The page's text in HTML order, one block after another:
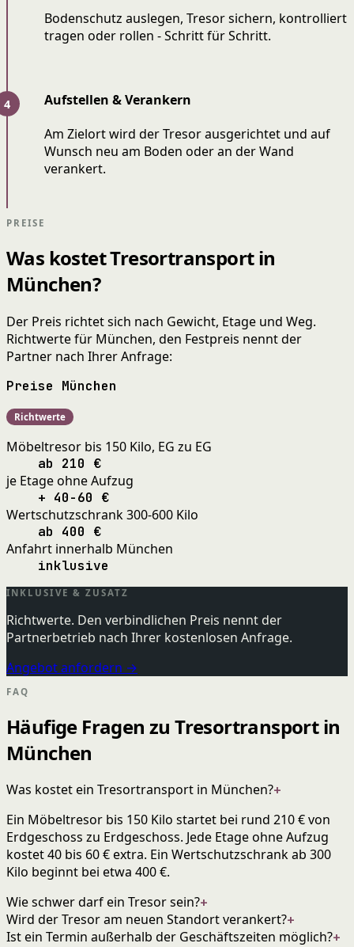
Bodenschutz auslegen, Tresor sichern, kontrolliert
tragen oder rollen - Schritt für Schritt.
Aufstellen & Verankern
Am Zielort wird der Tresor ausgerichtet und auf
Wunsch neu am Boden oder an der Wand
verankert.
PREISE
Was kostet Tresortransport in
München?
Der Preis richtet sich nach Gewicht, Etage und Weg.
Richtwerte für München, den Festpreis nennt der
Partner nach Ihrer Anfrage:
Preise München
Richtwerte
Möbeltresor bis 150 Kilo, EG zu EG
ab 210 €
je Etage ohne Aufzug
+ 40-60 €
Wertschutzschrank 300-600 Kilo
ab 400 €
Anfahrt innerhalb München
inklusive
INKLUSIVE & ZUSATZ
Richtwerte. Den verbindlichen Preis nennt der
Partnerbetrieb nach Ihrer kostenlosen Anfrage.
Angebot anfordern →
FAQ
Häufige Fragen zu Tresortransport in
München
Was kostet ein Tresortransport in München?+
Ein Möbeltresor bis 150 Kilo startet bei rund 210 € von
Erdgeschoss zu Erdgeschoss. Jede Etage ohne Aufzug
kostet 40 bis 60 € extra. Ein Wertschutzschrank ab 300
Kilo beginnt bei etwa 400 €.
Wie schwer darf ein Tresor sein?+
Wird der Tresor am neuen Standort verankert?+
Ist ein Termin außerhalb der Geschäftszeiten möglich?+